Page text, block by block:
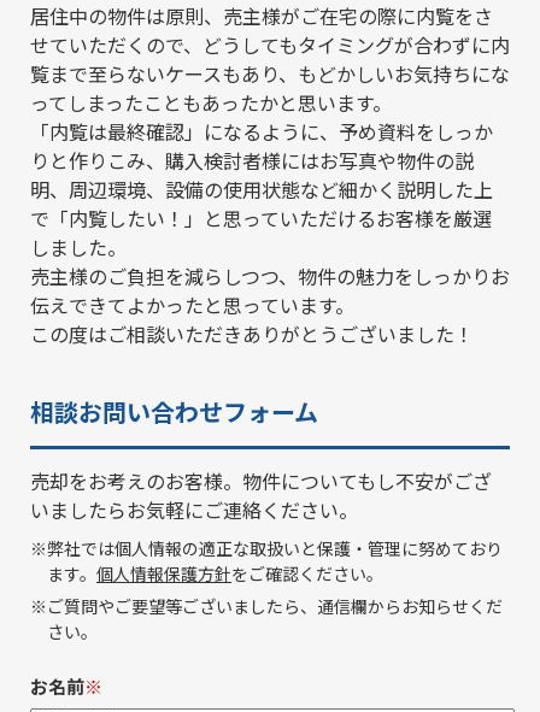
居住中の物件は原則、売主様がご在宅の際に内覧をさ
せていただくので、どうしてもタイミングが合わずに内
覧まで至らないケースもあり、もどかしいお気持ちにな
ってしまったこともあったかと思います。
「内覧は最終確認」になるように、予め資料をしっか
りと作りこみ、購入検討者様にはお写真や物件の説
明、周辺環境、設備の使用状態など細かく説明した上
で「内覧したい！」と思っていただけるお客様を厳選
しました。
売主様のご負担を減らしつつ、物件の魅力をしっかりお
伝えできてよかったと思っています。
この度はご相談いただきありがとうございました！
相談お問い合わせフォーム
売却をお考えのお客様。物件についてもし不安がござ
いましたらお気軽にご連絡ください。
※弊社では個人情報の適正な取扱いと保護・管理に努めており
ます。 個人情報保護方針をご確認ください。
※ご質問やご要望等ございましたら、通信欄からお知らせくだ
さい。
お名前※